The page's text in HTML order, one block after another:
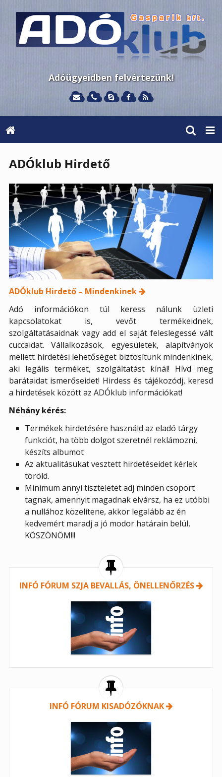
Adóügyeidben felvértezünk!
ADÓklub Hirdető
ADÓklub Hirdető – Mindenkinek
Adó információkon túl keress nálunk üzleti
kapcsolatokat is, vevőt termékeidnek,
szolgáltatásaidnak vagy add el saját feleslegessé vált
cuccaidat. Vállalkozások, egyesületek, alapítványok
mellett hirdetési lehetőséget biztosítunk mindenkinek,
aki legális terméket, szolgáltatást kínál! Hívd meg
barátaidat ismerőseidet! Hirdess és tájékozódj, keresd
a hirdetések között az ADÓklub információkat!
Néhány kérés:
Termékek hirdetésére használd az eladó tárgy
funkciót, ha több dolgot szeretnél reklámozni,
készíts albumot
Az aktualitásukat vesztett hirdetéseidet kérlek
töröld.
Minimum annyi tiszteletet adj minden csoport
tagnak, amennyit magadnak elvársz, ha ez utóbbi
a nullához közelítene, akkor legalább az én
kedvemért maradj a jó modor határain belül,
KÖSZÖNÖM!!!
INFÓ FÓRUM SZJA BEVALLÁS, ÖNELLENŐRZÉS
INFÓ FÓRUM KISADÓZÓKNAK